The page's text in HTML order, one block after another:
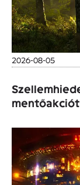
2026-08-05
mentőakciót